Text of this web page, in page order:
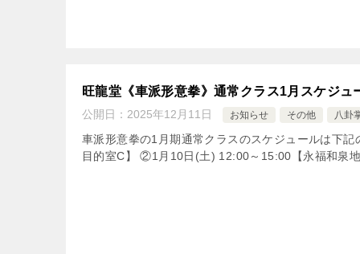
旺龍堂《車派形意拳》通常クラス1月スケジュ
公開日： 2025年12月11日 お知らせ その他 八卦
車派形意拳の1月期通常クラスのスケジュールは下
目的室C】 ②1月10日(土) 12:00～15:00【永福和泉